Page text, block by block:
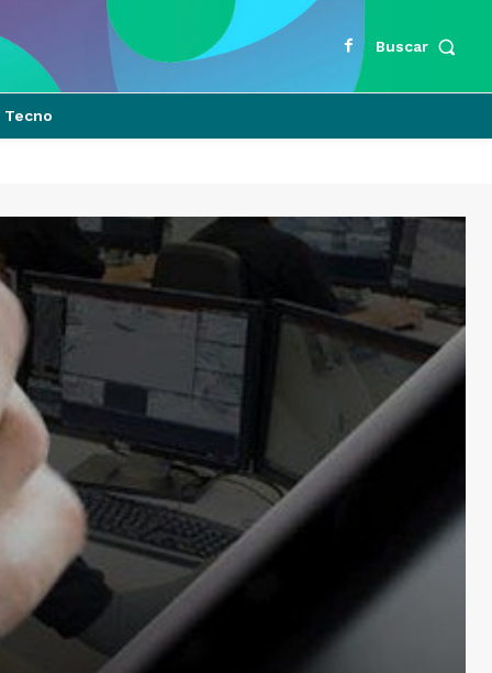
Buscar
Tecno